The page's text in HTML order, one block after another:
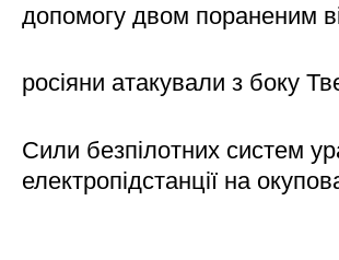
допомогу двом пораненим
росіяни атакували з боку
Сили безпілотних систем
електропідстанції на